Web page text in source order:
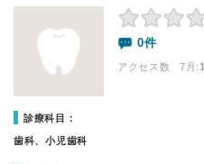
0件
アクセス数 7月:1
診療科目：
歯科、小児歯科